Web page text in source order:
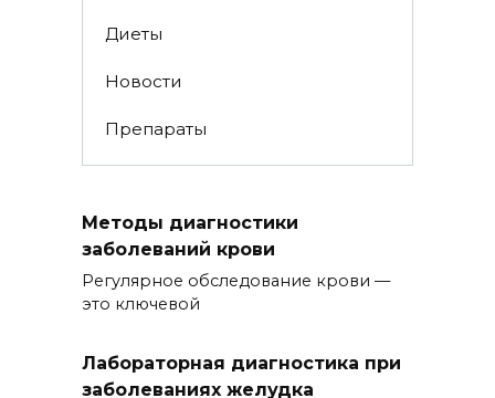
Диеты
Новости
Препараты
Методы диагностики
заболеваний крови
Регулярное обследование крови —
это ключевой
Лабораторная диагностика при
заболеваниях желудка